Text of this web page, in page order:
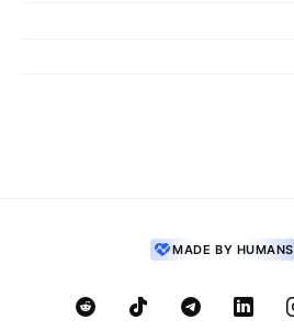
MADE BY HUMANS